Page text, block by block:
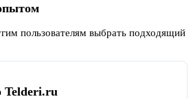
пользователям выбрать подходящий
Telderi.ru